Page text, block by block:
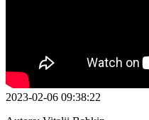
2023-02-06 09:38:22